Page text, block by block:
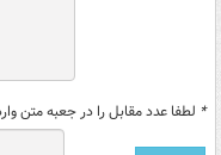
* لطفا عدد مقابل را در جعبه متن